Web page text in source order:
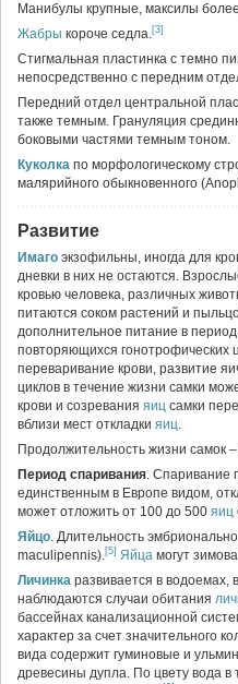
Манибулы крупные, максилы
Жабры короче седла.[3]
Стигмальная пластинка с темно
непосредственно с передним
Передний отдел центральной
также темным. Грануляция
боковыми частями темным тоном.
Куколка по морфологическому
малярийного обыкновенного
Развитие
Имаго экзофильны, иногда для
дневки в них не остаются.
кровью человека, различных
питаются соком растений и
дополнительное питание в
повторяющихся гонотрофических
переваривание крови, развитие
циклов в течение жизни самки
крови и созревания яиц самки
вблизи мест откладки яиц.
Продолжительность жизни самок
Период спаривания. Спаривание
единственным в Европе видом,
может отложить от 100 до 500 яиц
Яйцо. Длительность
maculipennis).[5] Яйца могут
Личинка развивается в водоемах,
наблюдаются случаи обитания
бассейнах канализационной
характер за счет значительного
вида содержит гуминовые и
древесины дупла. По цвету вода в